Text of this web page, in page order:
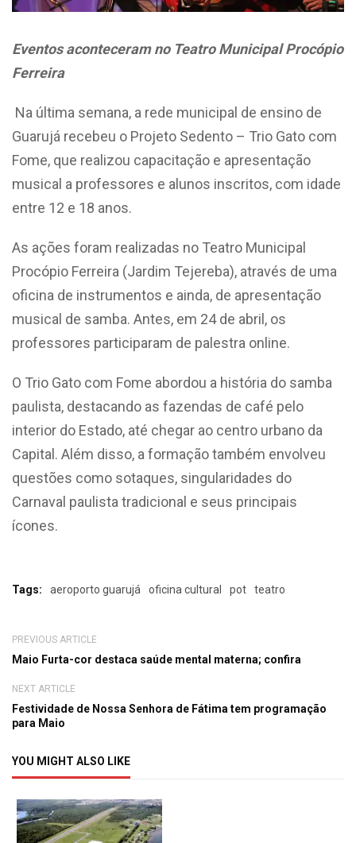
Eventos aconteceram no TeatroMunicipal Procópio
Ferreira
Na última semana, a rede municipal de ensino de
Guarujá recebeu o Projeto Sedento – Trio Gato com
Fome, que realizou capacitação e apresentação
musical a professores e alunos inscritos, com idade
entre 12 e 18 anos.
As ações foram realizadas no Teatro Municipal
Procópio Ferreira (Jardim Tejereba), através de uma
oficina de instrumentos e ainda, de apresentação
musical de samba. Antes, em 24 de abril, os
professores participaram de palestra online.
O Trio Gato com Fome abordou a história do samba
paulista, destacando as fazendas de café pelo
interior do Estado, até chegar ao centro urbano da
Capital. Além disso, a formação também envolveu
questões como sotaques, singularidades do
Carnaval paulista tradicional e seus principais
ícones.
Tags: aeroporto guarujá oficina cultural pot teatro
PREVIOUS ARTICLE
Maio Furta-cor destaca saúde mental materna; confira
NEXT ARTICLE
Festividade de Nossa Senhora de Fátima tem programação
para Maio
YOU MIGHT ALSO LIKE